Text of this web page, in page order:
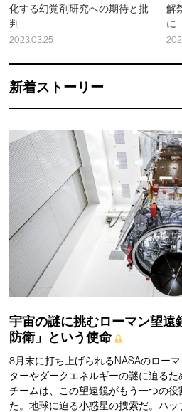
化する幻覚剤研究への期待と批
判
2023.03.25
解
に
新着ストーリー
宇宙の謎に挑むローマン望遠
防衛」という使命
8月末に打ち上げられるNASAのロー
ターやダークエネルギーの謎に迫る
チームは、この望遠鏡がもう一つの
た。地球に迫る小惑星の捜索だ。ハッ